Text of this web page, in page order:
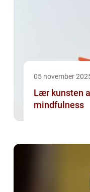
05 november
Lær kunsten
mindfulness